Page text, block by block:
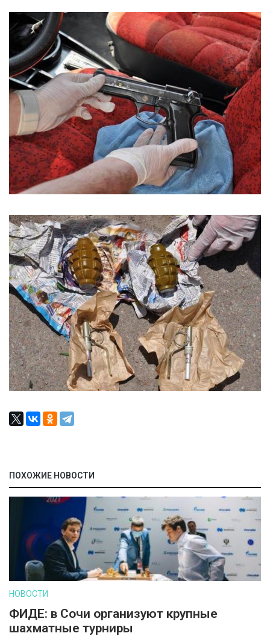
ПОХОЖИЕ НОВОСТИ
НОВОСТИ
ФИДЕ: в Сочи организуют крупные
шахматные турниры